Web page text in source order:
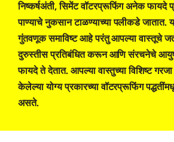
निष्कर्षअंती, सिमेंट वॉटरप्रूफिंग अनेक फायदे
पाण्याचे नुकसान टाळण्याच्या पलीकडे जातात.
गुंतवणूक समाविष्ट आहे परंतु आपल्या वास्तूचे
दुरुस्तीस प्रतिबंधित करून आणि संरचनेचे
फायदे ते देतात. आपल्या वास्तुच्या विशिष्ट
केलेल्या योग्य प्रकारच्या वॉटरप्रूफिंग
असते.